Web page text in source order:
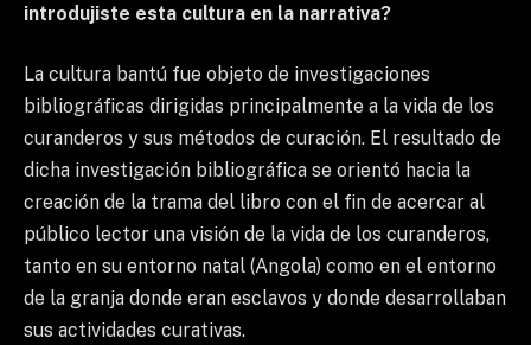
introdujiste esta cultura en la narrativa?
La cultura bantú fue objeto de investigaciones
bibliográficas dirigidas principalmente a la vida de los
curanderos y sus métodos de curación. El resultado de
dicha investigación bibliográfica se orientó hacia la
creación de la trama del libro con el fin de acercar al
público lector una visión de la vida de los curanderos,
tanto en su entorno natal (Angola) como en el entorno
de la granja donde eran esclavos y donde desarrollaban
sus actividades curativas.